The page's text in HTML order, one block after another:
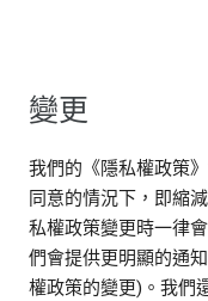
變更
我們的《隱私權政策
同意的情況下，即縮
私權政策變更時一律
們會提供更明顯的通
權政策的變更)。我們